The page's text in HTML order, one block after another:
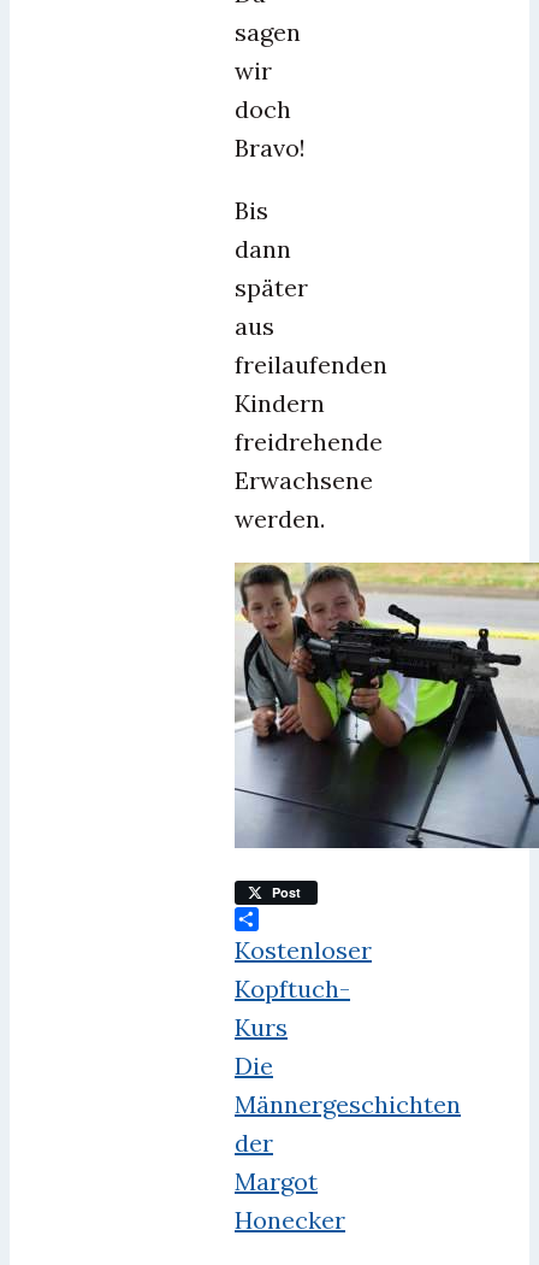
sagen
wir
doch
Bravo!
Bis
dann
später
aus
freilaufenden
Kindern
freidrehende
Erwachsene
werden.
Post
Teilen
Kostenloser
Kopftuch-
Kurs
Die
Männergeschichten
der
Margot
Honecker